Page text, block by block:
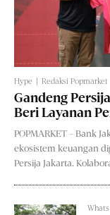
Hype Redaksi Popmarket
Gandeng
Beri Layanan
POPMARKET - Bank
ekosistem keuangan
Persija Jakarta.